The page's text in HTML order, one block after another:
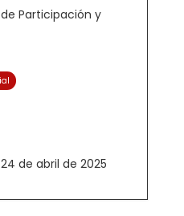
Participación y
24 de abril de 2025